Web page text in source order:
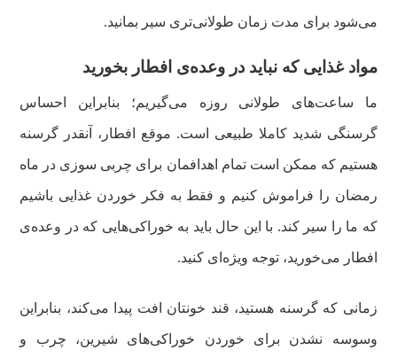
می‌شود برای مدت زمان طولانی‌تری سیر بمانید.
مواد غذایی که نباید در وعده‌ی افطار بخورید
ما ساعت‌های طولانی روزه می‌گیریم؛ بنابراین احساس
گرسنگی شدید کاملا طبیعی است. موقع افطار، آنقدر گرسنه
هستیم که ممکن است تمام اهدافمان برای چربی سوزی در ماه
رمضان را فراموش کنیم و فقط به فکر خوردن غذایی باشیم
که ما را سیر کند. با این حال باید به خوراکی‌هایی که در وعده‌ی
افطار می‌خورید، توجه ویژه‌ای کنید.
زمانی که گرسنه هستید، قند خونتان افت پیدا می‌کند، بنابراین
وسوسه نشدن برای خوردن خوراکی‌های شیرین، چرب و